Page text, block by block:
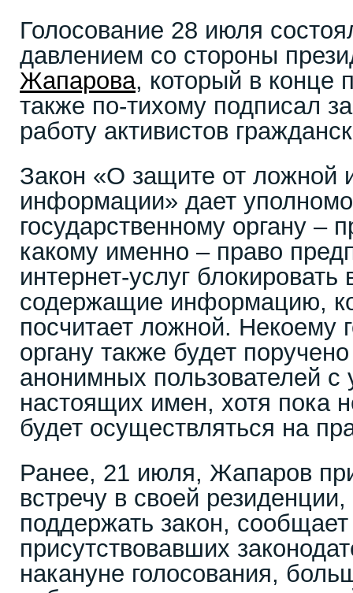
Голосование 28 июля
давлением со стороны
Жапарова, который в конце
также по-тихому подписал
работу активистов
Закон «О защите от ложной
информации» дает
государственному органу –
какому именно – право
интернет-услуг блокировать
содержащие информацию,
посчитает ложной. Некоему
органу также будет
анонимных пользователей с
настоящих имен, хотя пока
будет осуществляться на
Ранее, 21 июля, Жапаров
встречу в своей
поддержать закон,
присутствовавших
накануне голосования,